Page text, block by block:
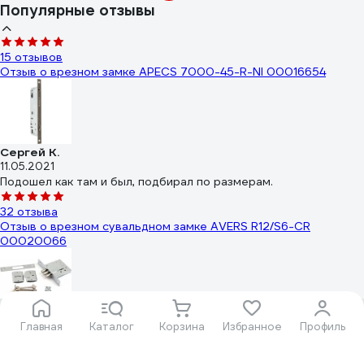
Главная Каталог Корзина Избранное Профиль
Популярные отзывы
15 отзывов
Отзыв о врезном замке APECS 7000-45-R-NI 00016654
Сергей К.
11.05.2021
Подошел как там и был, подбирал по размерам.
32 отзыва
Отзыв о врезном сувальдном замке AVERS R12/S6-CR
00020066
Олег Л.
Подпишитесьна рассылкуи будьте в курсе!